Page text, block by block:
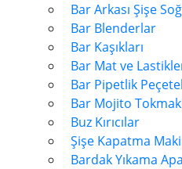
Bar Arkası Şişe
Bar Blenderlar
Bar Kaşıkları
Bar Mat ve
Bar Pipetlik
Bar Mojito
Buz Kırıcılar
Şişe Kapatma
Bardak Yıkama